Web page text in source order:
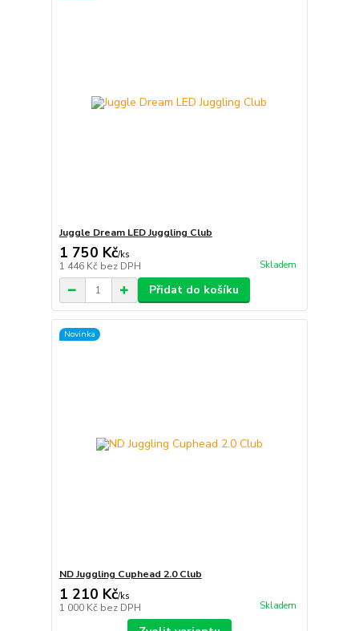
Juggle Dream LED Juggling Club
1 750 Kč/ks
1 446 Kč bez DPH Skladem
Přidat do košíku
Novinka
ND Juggling Cuphead 2.0 Club
1 210 Kč/ks
1 000 Kč bez DPH Skladem